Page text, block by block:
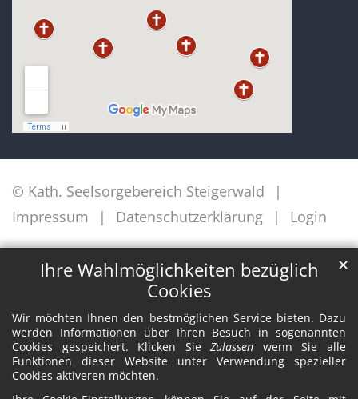
Ihre Wahlmöglichkeiten bezüglich
Cookies
Wir möchten Ihnen den bestmöglichen Service bieten. Dazu
werden Informationen über Ihren Besuch in sogenannten
Cookies gespeichert. Klicken SieZulassen wenn Sie alle
Funktionen dieser Website unter Verwendung spezieller
Cookies aktiveren möchten.
✕
© Kath. Seelsorgebereich Steigerwald
Impressum
Datenschutzerklärung Login